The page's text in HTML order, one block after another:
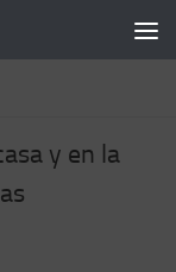
y en la